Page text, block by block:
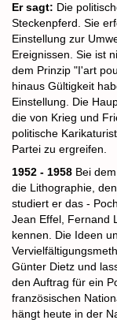
Er sagt: Die
Steckenpferd. Sie
Einstellung zur
Ereignissen. Sie ist
dem Prinzip "I'art
hinaus Gültigkeit
Einstellung. Die
die von Krieg und
politische
Partei zu ergreifen.
1952 - 1958 Bei
die Lithographie,
studiert er das -
Jean Effel, Fernand
kennen. Die Ideen
Günter Dietz und
den Auftrag für ein
französischen
hängt heute in der